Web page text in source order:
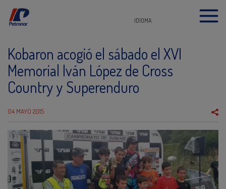
IDIOMA
Kobaron acogió el sábado el XVI
Memorial Iván López de Cross
Country y Superenduro
04 MAYO 2015